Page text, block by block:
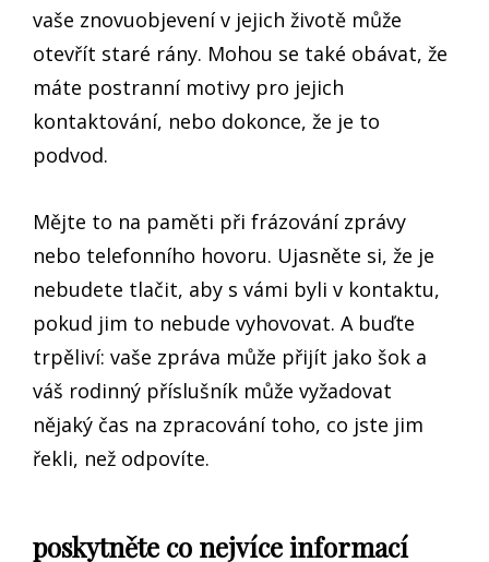
vaše znovuobjevení v jejich životě může
otevřít staré rány. Mohou se také obávat, že
máte postranní motivy pro jejich
kontaktování, nebo dokonce, že je to
podvod.
Mějte to na paměti při frázování zprávy
nebo telefonního hovoru. Ujasněte si, že je
nebudete tlačit, aby s vámi byli v kontaktu,
pokud jim to nebude vyhovovat. A buďte
trpěliví: vaše zpráva může přijít jako šok a
váš rodinný příslušník může vyžadovat
nějaký čas na zpracování toho, co jste jim
řekli, než odpovíte.
poskytněte co nejvíce informací